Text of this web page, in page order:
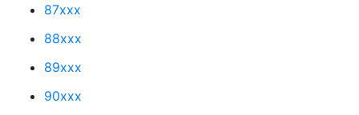
87xxx
88xxx
89xxx
90xxx